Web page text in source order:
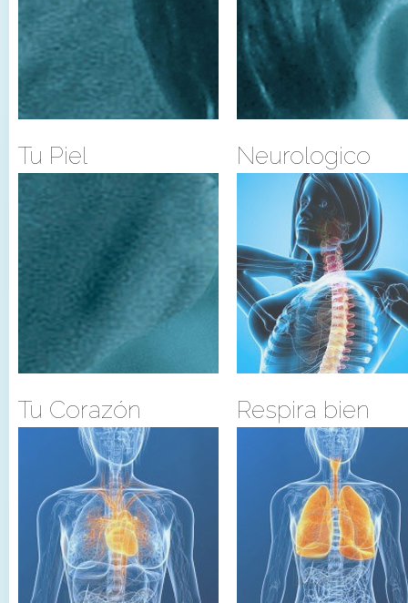
Tu Piel
Tu Corazón
Neurologico
Respira bien